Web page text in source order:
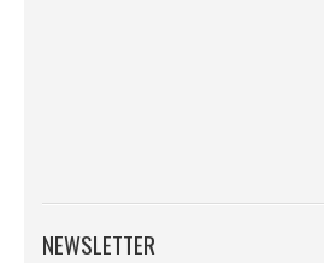
NEWSLETTER